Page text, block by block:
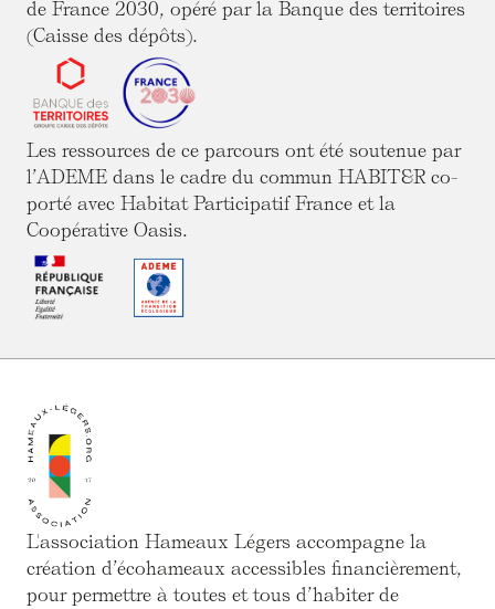
de France 2030, opéré par la Banque des territoires
(Caisse des dépôts).
Les ressources de ce parcours ont été soutenue par
l’ADEME dans le cadre du commun HABIT&R co-
porté avec Habitat Participatif France et la
Coopérative Oasis.
L'association Hameaux Légers accompagne la
création d’écohameaux accessibles financièrement,
pour permettre à toutes et tous d’habiter de